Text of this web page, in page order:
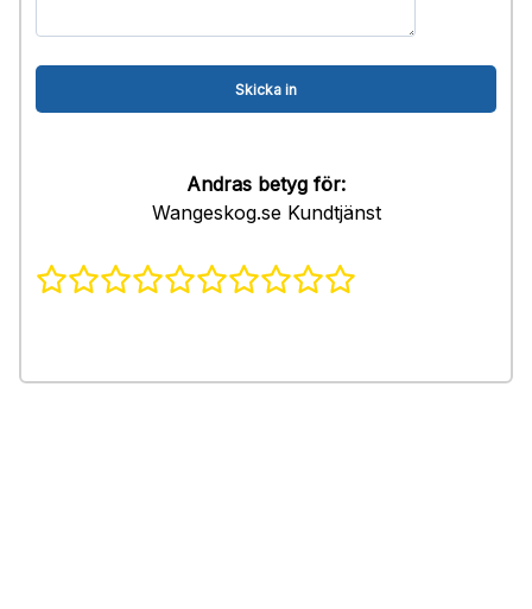
Andras betyg för:
Wangeskog.se Kundtjänst